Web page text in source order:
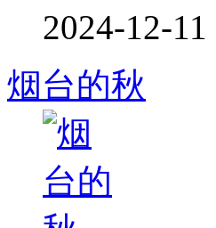
2024-12-
烟台的秋